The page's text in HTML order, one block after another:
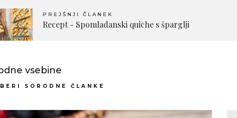
PREJŠNJI ČLANEK
Recept - Spomladanski quiche s šparglji
vsebine
SORODNE ČLANKE